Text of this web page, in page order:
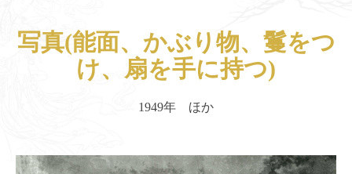
写真(能面、かぶり物、鬘をつ
け、扇を手に持つ)
1949年 ほか